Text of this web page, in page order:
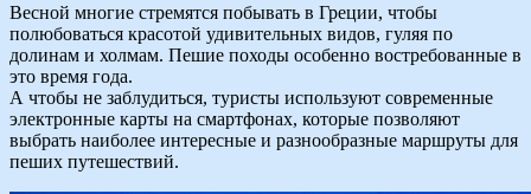
Весной многие стремятся побывать в Греции, чтобы
полюбоваться красотой удивительных видов, гуляя по
долинам и холмам. Пешие походы особенно востребованные в
это время года.
А чтобы не заблудиться, туристы используют современные
электронные карты на смартфонах, которые позволяют
выбрать наиболее интересные и разнообразные маршруты для
пеших путешествий.